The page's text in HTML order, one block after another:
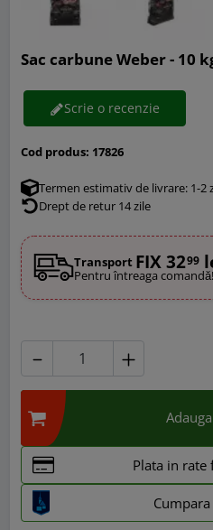
Sac carbune Weber - 10
Scrie o recenzie
Cod produs: 17826
Termen estimativ de livrare: 1-2
Drept de retur 14 zile
Transport FIX 3299
Pentru întreaga comandă!
Plata in rate
Cumpara